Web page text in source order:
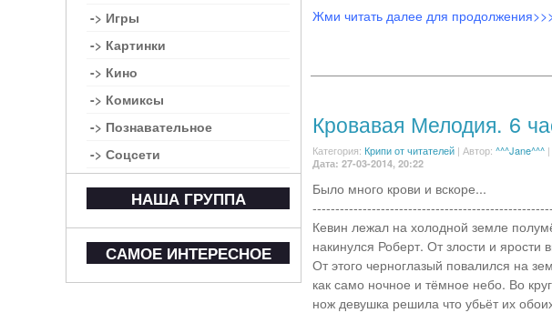
Жми читать далее для
Кровавая Мелодия. 6
Категория: Крипи от читателей| Автор: ^^^Jane^^^|
Дата: 27-03-2014, 20:22
Было много крови и вскоре...
Кевин лежал на холодной земле
накинулся Роберт. От злости и ярости
От этого черноглазый повалился на
как само ночное и тёмное небо. Во
нож девушка решила что убьёт их
-> Игры
-> Картинки
-> Кино
-> Комиксы
-> Познавательное
-> Соцсети
НАША ГРУППА
САМОЕ ИНТЕРЕСНОЕ